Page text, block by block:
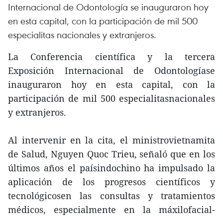
Internacional de Odontología se inauguraron hoy
en esta capital, con la participación de mil 500
especialitas nacionales y extranjeros.
La Conferencia científica y la tercera
Exposición Internacional de Odontologíase
inauguraron hoy en esta capital, con la
participación de mil 500 especialitasnacionales
y extranjeros.
Al intervenir en la cita, el ministrovietnamita
de Salud, Nguyen Quoc Trieu, señaló que en los
últimos años el paísindochino ha impulsado la
aplicación de los progresos científicos y
tecnológicosen las consultas y tratamientos
médicos, especialmente en la máxilofacial-